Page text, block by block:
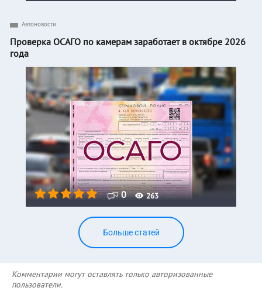
0 263
Автоновости
Проверка ОСАГО по камерам заработает в октябре 2026
года
Больше статей
Комментарии могут оставлять только авторизованные
пользователи.